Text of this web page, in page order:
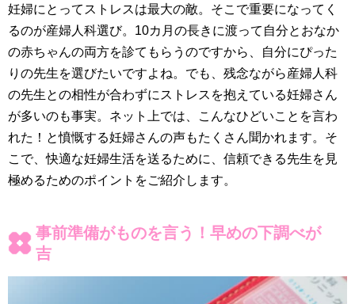
妊婦にとってストレスは最大の敵。そこで重要になってく
るのが産婦人科選び。10カ月の長きに渡って自分とおなか
の赤ちゃんの両方を診てもらうのですから、自分にぴった
りの先生を選びたいですよね。でも、残念ながら産婦人科
の先生との相性が合わずにストレスを抱えている妊婦さん
が多いのも事実。ネット上では、こんなひどいことを言わ
れた！と憤慨する妊婦さんの声もたくさん聞かれます。そ
こで、快適な妊婦生活を送るために、信頼できる先生を見
極めるためのポイントをご紹介します。
事前準備がものを言う！早めの下調べが
吉